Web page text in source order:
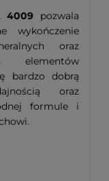
4009pozwala
wykończenie
oraz
elementów
bardzo dobrą
oraz
formule i